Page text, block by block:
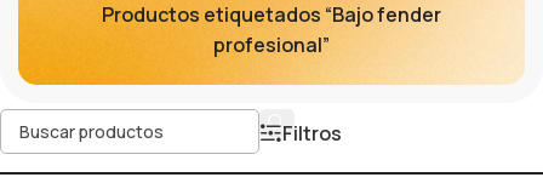
Productos etiquetados “Bajo fender
profesional”
Filtros